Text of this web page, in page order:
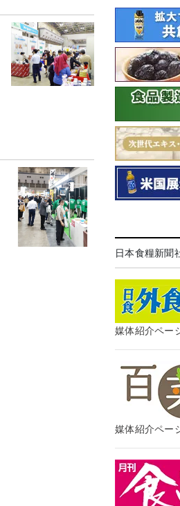
日本食糧新聞
媒体紹介ペー
媒体紹介ペー